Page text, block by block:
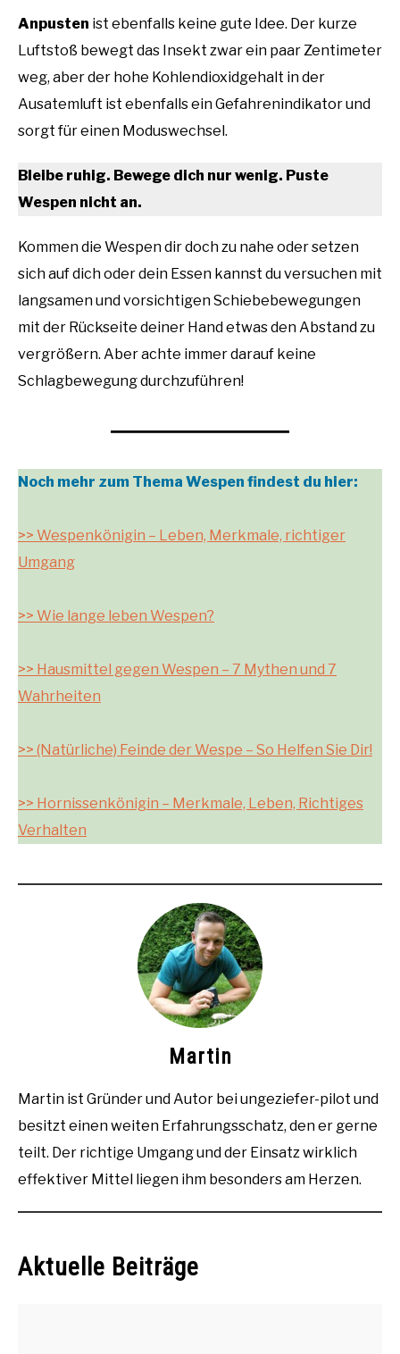
Anpusten ist ebenfalls keine gute Idee. Der kurze
Luftstoß bewegt das Insekt zwar ein paar Zentimeter
weg, aber der hohe Kohlendioxidgehalt in der
Ausatemluft ist ebenfalls ein Gefahrenindikator und
sorgt für einen Moduswechsel.
Bleibe ruhig. Bewege dich nur wenig. Puste
Wespen nicht an.
Kommen die Wespen dir doch zu nahe oder setzen
sich auf dich oder dein Essen kannst du versuchen mit
langsamen und vorsichtigen Schiebebewegungen
mit der Rückseite deiner Hand etwas den Abstand zu
vergrößern. Aber achte immer darauf keine
Schlagbewegung durchzuführen!
Noch mehr zum Thema Wespen findest du hier:
>> Wespenkönigin – Leben, Merkmale, richtiger
Umgang
>> Wie lange leben Wespen?
>> Hausmittel gegen Wespen – 7 Mythen und 7
Wahrheiten
>> (Natürliche) Feinde der Wespe – So Helfen Sie Dir!
>> Hornissenkönigin – Merkmale, Leben, Richtiges
Verhalten
Martin
Martin ist Gründer und Autor bei ungeziefer-pilot und
besitzt einen weiten Erfahrungsschatz, den er gerne
teilt. Der richtige Umgang und der Einsatz wirklich
effektiver Mittel liegen ihm besonders am Herzen.
Aktuelle Beiträge